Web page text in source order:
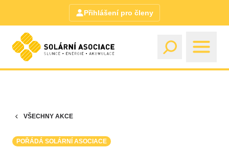
Přihlášení pro členy
VŠECHNY AKCE
POŘÁDÁ SOLÁRNÍ ASOCIACE